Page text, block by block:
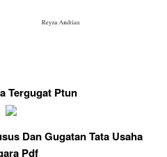
Tergugat Ptun
Dan Gugatan Tata Usaha
Pdf